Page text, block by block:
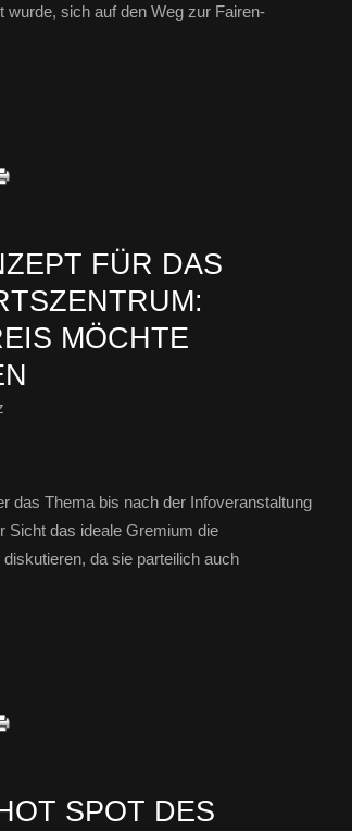
wurde, sich auf den Weg zur Fairen-
FÜR DAS
MÖCHTE
das Thema bis nach der Infoveranstaltung
Sicht das ideale Gremium die
da sie parteilich auch
SPOT DES